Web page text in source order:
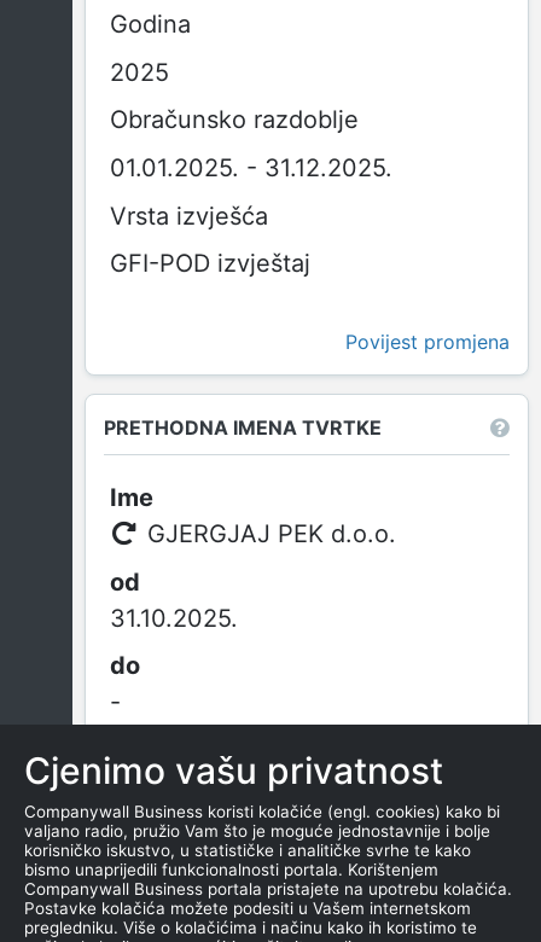
Godina
2025
Obračunsko razdoblje
01.01.2025. - 31.12.2025.
Vrsta izvješća
GFI-POD izvještaj
Povijest promjena
PRETHODNA IMENA TVRTKE
GJERGJAJ PEK d.o.o.
31.10.2025.
-
GJERGJAJ PEK j.d.o.o.
od osnivanja
Cjenimo vašu privatnost
Companywall Business koristi kolačiće (engl. cookies) kako bi
valjano radio, pružio Vam što je moguće jednostavnije i bolje
korisničko iskustvo, u statističke i analitičke svrhe te kako
bismo unaprijedili funkcionalnosti portala. Korištenjem
Companywall Business portala pristajete na upotrebu kolačića.
Postavke kolačića možete podesiti u Vašem internetskom
pregledniku. Više o kolačićima i načinu kako ih koristimo te